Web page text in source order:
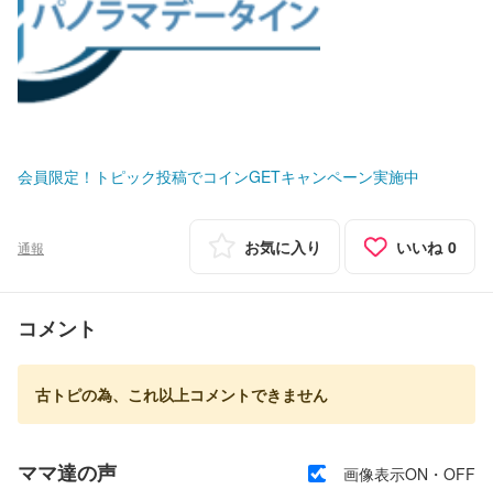
会員限定！トピック投稿でコインGETキャンペーン実施中
通報 お気に入り いいね 0
コメント
古トピの為、これ以上コメントできません
ママ達の声 画像表示ON・OFF